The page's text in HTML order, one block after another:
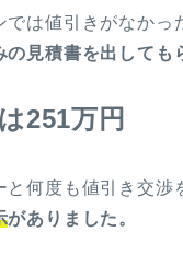
は値引きがなかっ
見積書を出しても
251万円
と何度も値引き交渉
がありました。